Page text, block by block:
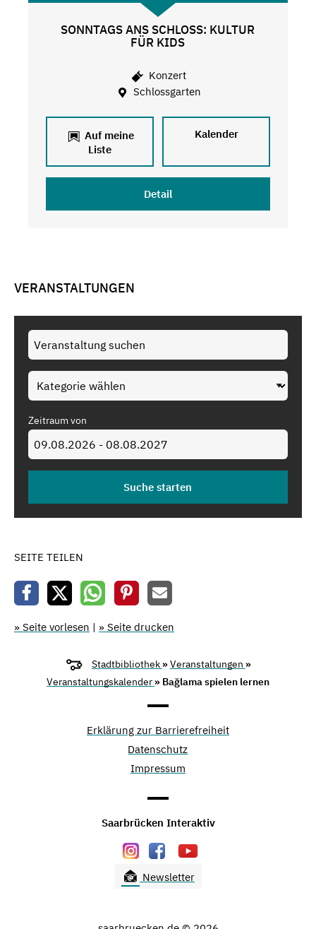
SONNTAGS ANS SCHLOSS: KULTUR
FÜR KIDS
Konzert
Schlossgarten
Auf meine
Liste
Kalender
Detail
VERANSTALTUNGEN
Zeitraum von
SEITE TEILEN
» Seite vorlesen | » Seite drucken
Stadtbibliothek »Veranstaltungen »
Veranstaltungskalender » Bağlama spielen lernen
Erklärung zur Barrierefreiheit
Datenschutz
Impressum
Saarbrücken Interaktiv
Newsletter